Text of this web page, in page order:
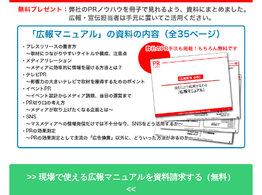
>> 現場で使える広報マニュアルを資料請求する（無料）
<<